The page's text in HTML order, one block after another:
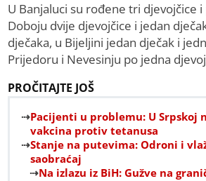
U Banjaluci su rođene tri djevojčice
Doboju dvije djevojčice i jedan
dječaka, u Bijeljini jedan dječak i
Prijedoru i Nevesinju po jedna
PROČITAJTE JOŠ
Pacijenti u problemu: U Srpskoj
vakcina protiv tetanusa
Stanje na putevima: Odroni i
saobraćaj
Na izlazu iz BiH: Gužve na